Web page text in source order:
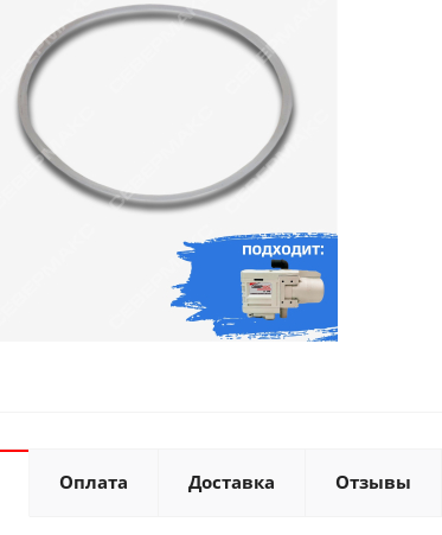
Оплата Доставка Отзывы